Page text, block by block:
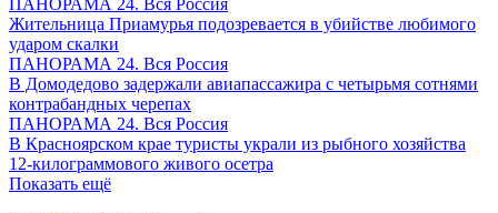
ПАНОРАМА 24. Вся Россия
Жительница Приамурья подозревается в убийстве любимого
ударом скалки
ПАНОРАМА 24. Вся Россия
В Домодедово задержали авиапассажира с четырьмя сотнями
контрабандных черепах
ПАНОРАМА 24. Вся Россия
В Красноярском крае туристы украли из рыбного хозяйства
12-килограммового живого осетра
Показать ещё